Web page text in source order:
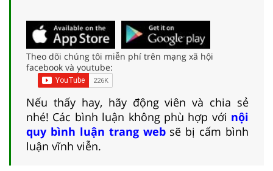
Theo dõi chúng tôi miễn phí trên mạng xã hội
facebook và youtube:
Nếu thấy hay, hãy động viên và chia sẻ
nhé! Các bình luận không phù hợp với nội
quy bình luận trang websẽ bị cấm bình
luận vĩnh viễn.